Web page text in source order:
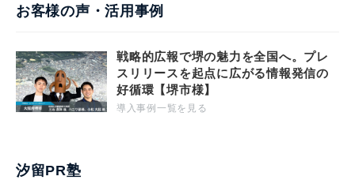
お客様の声・活用事例
戦略的広報で堺の魅力を全国へ。プレ
スリリースを起点に広がる情報発信の
好循環【堺市様】
導入事例一覧を見る
汐留PR塾